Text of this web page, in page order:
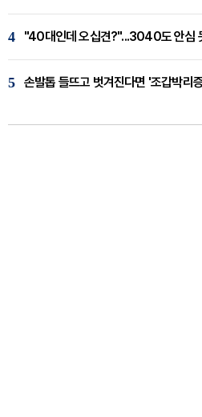
4 "40대인데 오십견?"...3040도 안심
5 손발톱 들뜨고 벗겨진다면 '조갑박리